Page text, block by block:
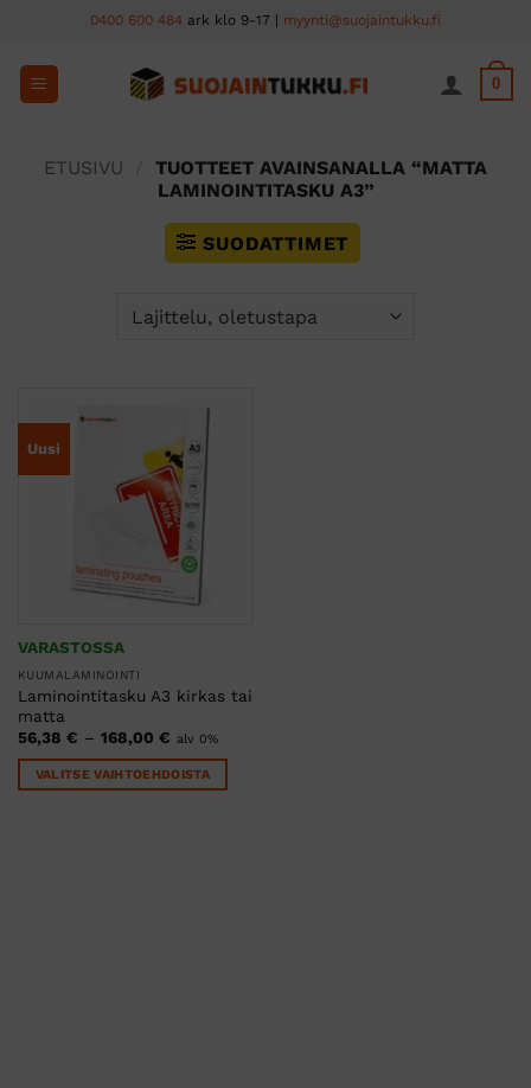
content
0400 600 484 ark klo 9-17 | myynti@suojaintukku.fi
0
ETUSIVU
TUOTTEET AVAINSANALLA “MATTA
LAMINOINTITASKU A3”
SUODATTIMET
Uusi
VARASTOSSA
KUUMALAMINOINTI
Laminointitasku A3 kirkas tai
matta
56,38 € – 168,00 €Hintaluokka:
-
168,00 €
alv 0%
VALITSE VAIHTOEHDOISTA